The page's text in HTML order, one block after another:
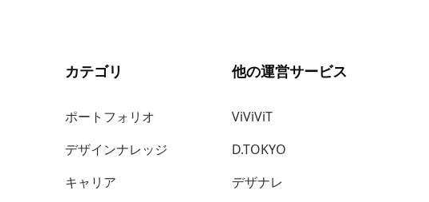
カテゴリ
ポートフォリオ
デザインナレッジ
キャリア
他の運営サービス
ViViViT
D.TOKYO
デザナレ